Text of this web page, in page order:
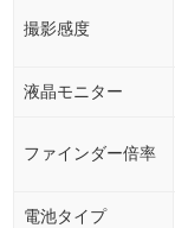
撮影感度
液晶モニター
ファインダー倍率
電池タイプ